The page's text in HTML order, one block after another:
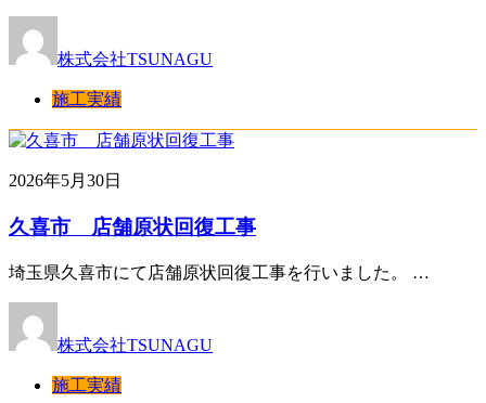
株式会社TSUNAGU
施工実績
2026年5月30日
久喜市 店舗原状回復工事
埼玉県久喜市にて店舗原状回復工事を行いました。 …
株式会社TSUNAGU
施工実績